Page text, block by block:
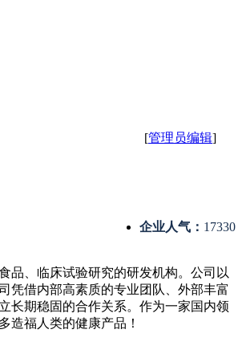
[管理员编辑]
企业人气： 17330
品、临床试验研究的研发机构。公司以
凭借内部高素质的专业团队、外部丰富
长期稳固的合作关系。作为一家国内领
造福人类的健康产品！